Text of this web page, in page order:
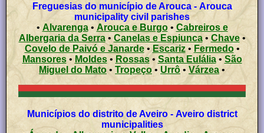
Freguesias do município de Arouca - Arouca
municipality civil parishes
• Alvarenga• Arouca e Burgo• Cabreiros e
Albergaria da Serra• Canelas e Espiunca• Chave•
Covelo de Paivó e Janarde•Escariz• Fermedo•
Mansores• Moldes• Rossas• Santa Eulália• São
Miguel do Mato • Tropeço•Urrô • Várzea •
Municípios do distrito de Aveiro - Aveiro district
municipalities